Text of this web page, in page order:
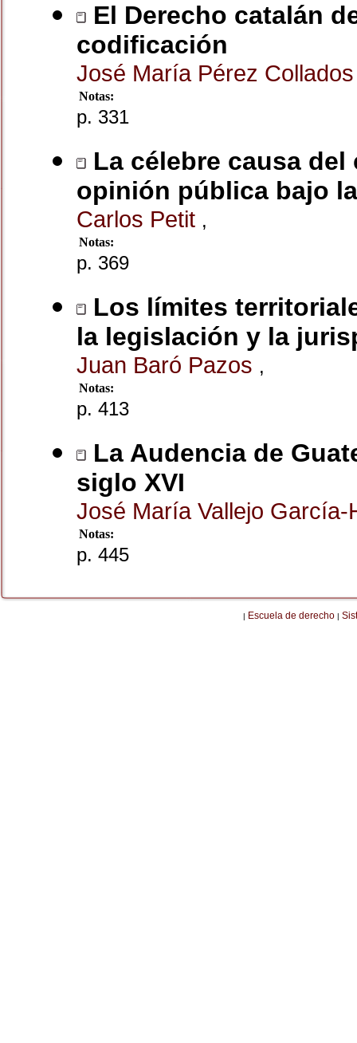
El Derecho catalán
codificación
José María Pérez
Notas:
p. 331
La célebre causa
opinión pública bajo
Carlos Petit ,
Notas:
p. 369
Los límites
la legislación y la
Juan Baró Pazos ,
Notas:
p. 413
La Audencia de
siglo XVI
José María Vallejo
Notas:
p. 445
| Escuela de derecho |